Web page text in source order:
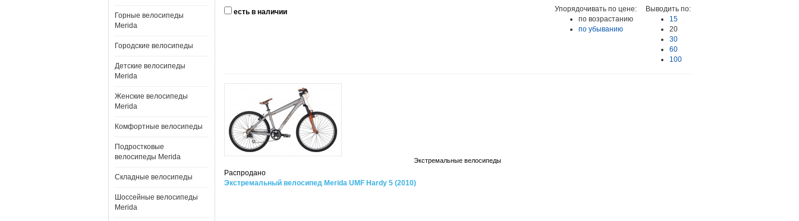
Горные велосипеды
Merida
Городские велосипеды
Детские велосипеды
Merida
Женские велосипеды
Merida
Комфортные велосипеды
Подростковые
велосипеды Merida
Складные велосипеды
Шоссейные велосипеды
Merida
Выводить по:
15
20
30
60
100
Упорядочивать по цене:
по возрастанию
по убыванию
есть в наличии
Экстремальные велосипеды
Распродано
Экстремальный велосипед Merida UMF Hardy 5 (2010)